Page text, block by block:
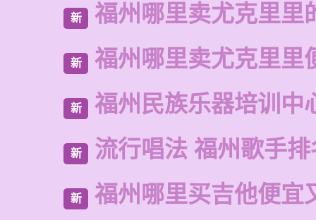
新 福州哪里卖尤克里里
新 福州哪里卖尤克里里
新 福州民族乐器培训中
新 流行唱法 福州歌手
新 福州哪里买吉他便宜